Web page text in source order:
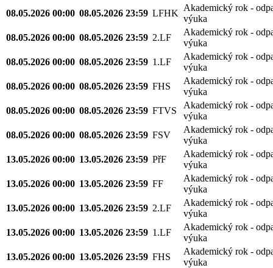
08.05.2026 00:00 08.05.2026 23:59 LFHK
Akademický rok -
výuka
08.05.2026 00:00 08.05.2026 23:59 2.LF
Akademický rok -
výuka
08.05.2026 00:00 08.05.2026 23:59 1.LF
Akademický rok -
výuka
08.05.2026 00:00 08.05.2026 23:59 FHS
Akademický rok -
výuka
08.05.2026 00:00 08.05.2026 23:59 FTVS
Akademický rok -
výuka
08.05.2026 00:00 08.05.2026 23:59 FSV
Akademický rok -
výuka
13.05.2026 00:00 13.05.2026 23:59 PřF
Akademický rok -
výuka
13.05.2026 00:00 13.05.2026 23:59 FF
Akademický rok -
výuka
13.05.2026 00:00 13.05.2026 23:59 2.LF
Akademický rok -
výuka
13.05.2026 00:00 13.05.2026 23:59 1.LF
Akademický rok -
výuka
13.05.2026 00:00 13.05.2026 23:59 FHS
Akademický rok -
výuka